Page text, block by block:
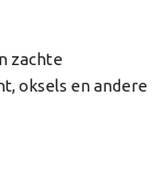
zachte
oksels en andere